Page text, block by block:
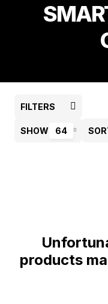
FILTERS
SHOW 64
products